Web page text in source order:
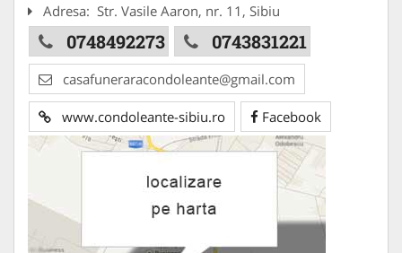
Adresa: Str. Vasile Aaron, nr. 11, Sibiu
0748492273 0743831221
casafuneraracondoleante@gmail.com
www.condoleante-sibiu.ro Facebook